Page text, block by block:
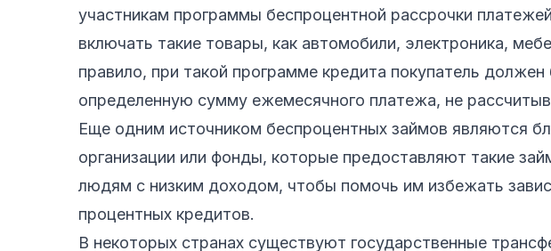
участникам программы беспроцентной рассрочки
включать такие товары, как автомобили, электроника,
правило, при такой программе кредита покупатель должен
определенную сумму ежемесячного платежа, не
Еще одним источником беспроцентных займов являются
организации или фонды, которые предоставляют такие
людям с низким доходом, чтобы помочь им избежать
процентных кредитов.
В некоторых странах существуют государственные